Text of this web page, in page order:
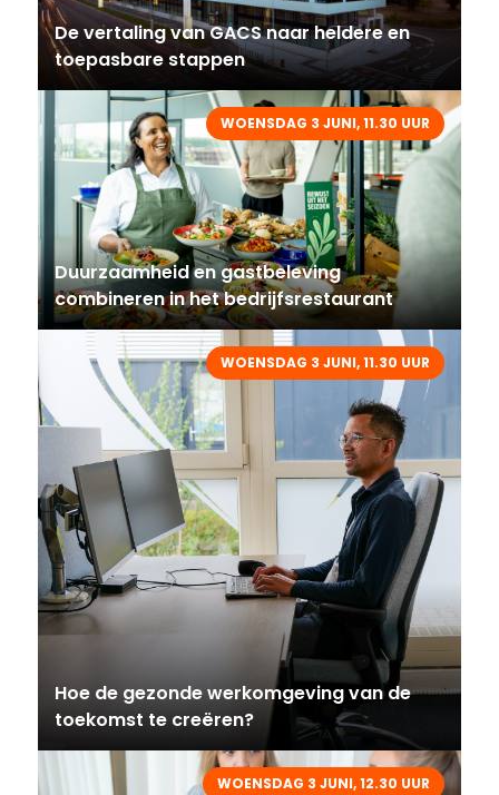
De vertaling van GACS naar heldere en
toepasbare stappen
WOENSDAG 3 JUNI, 11.30 UUR
Duurzaamheid en gastbeleving
combineren in het bedrijfsrestaurant
WOENSDAG 3 JUNI, 11.30 UUR
Hoe de gezonde werkomgeving van de
toekomst te creëren?
WOENSDAG 3 JUNI, 12.30 UUR